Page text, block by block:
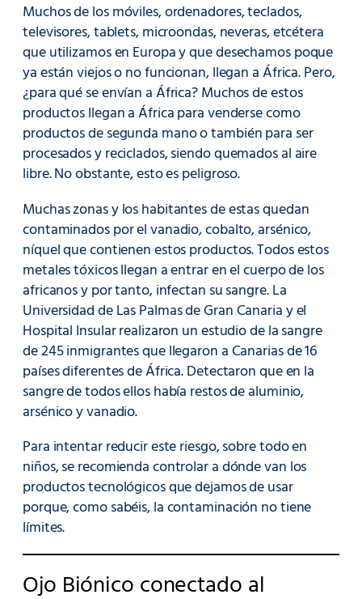
Muchos de los móviles, ordenadores, teclados,
televisores, tablets, microondas, neveras, etcétera
que utilizamos en Europa y que desechamos poque
ya están viejos o no funcionan, llegan a África. Pero,
¿para qué se envían a África? Muchos de estos
productos llegan a África para venderse como
productos de segunda mano o también para ser
procesados y reciclados, siendo quemados al aire
libre. No obstante, esto es peligroso.
Muchas zonas y los habitantes de estas quedan
contaminados por el vanadio, cobalto, arsénico,
níquel que contienen estos productos. Todos estos
metales tóxicos llegan a entrar en el cuerpo de los
africanos y por tanto, infectan su sangre. La
Universidad de Las Palmas de Gran Canaria y el
Hospital Insular realizaron un estudio de la sangre
de 245 inmigrantes que llegaron a Canarias de 16
países diferentes de África. Detectaron que en la
sangre de todos ellos había restos de aluminio,
arsénico y vanadio.
Para intentar reducir este riesgo, sobre todo en
niños, se recomienda controlar a dónde van los
productos tecnológicos que dejamos de usar
porque, como sabéis, la contaminación no tiene
límites.
Ojo Biónico conectado al